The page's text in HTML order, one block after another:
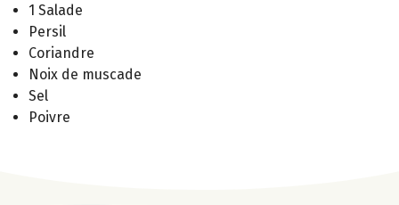
1 Salade
Persil
Coriandre
Noix de muscade
Sel
Poivre